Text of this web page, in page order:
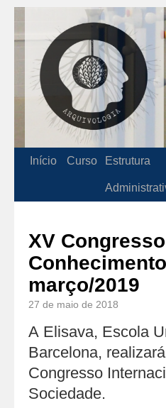
Início Curso Estrutura
XV
março/2019
27 de maio de 2018
A Elisava, Escola
Barcelona,
Congresso
Sociedade.